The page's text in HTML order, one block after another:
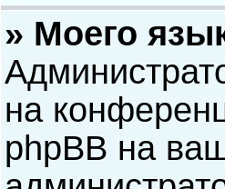
» Моего
на
phpBB на